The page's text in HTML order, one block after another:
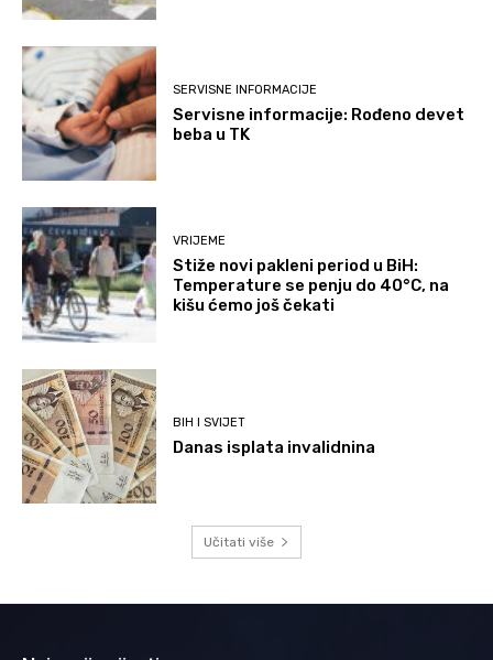
SERVISNE INFORMACIJE
Servisne informacije: Rođeno devet
beba u TK
VRIJEME
Stiže novi pakleni period u BiH:
Temperature se penju do 40°C, na
kišu ćemo još čekati
BIH I SVIJET
Danas isplata invalidnina
Učitati više